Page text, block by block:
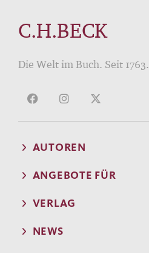
C.H.BECK
Die Welt im Buch. Seit 1763.
AUTOREN
ANGEBOTE FÜR
VERLAG
NEWS